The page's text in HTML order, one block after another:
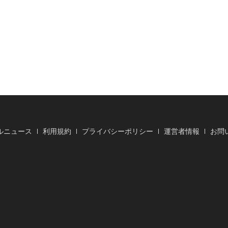
ニュース 利用規約 プライバシーポリシー 運営者情報 お問